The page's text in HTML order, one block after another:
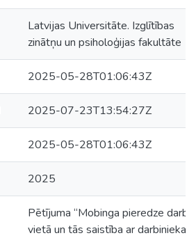
Latvijas Universitāte. Izglītības
zinātņu un psiholoģijas fakultāte
2025-05-28T01:06:43Z
2025-07-23T13:54:27Z
2025-05-28T01:06:43Z
2025
Pētījuma “Mobinga pieredze darba
vietā un tās saistība ar darbinieka